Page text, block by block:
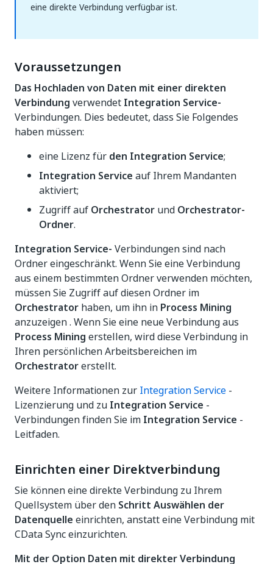
eine direkte Verbindung verfügbar ist.
Voraussetzungen
Das Hochladen von Daten mit einer direkten
Verbindung verwendet Integration Service-
Verbindungen. Dies bedeutet, dass Sie Folgendes
haben müssen:
eine Lizenz für den Integration Service;
Integration Service auf Ihrem Mandanten
aktiviert;
Zugriff auf Orchestrator und Orchestrator-
Ordner.
Integration Service- Verbindungen sind nach
Ordner eingeschränkt. Wenn Sie eine Verbindung
aus einem bestimmten Ordner verwenden möchten,
müssen Sie Zugriff auf diesen Ordner im
Orchestrator haben, um ihn in Process Mining
anzuzeigen . Wenn Sie eine neue Verbindung aus
Process Mining erstellen, wird diese Verbindung in
Ihren persönlichen Arbeitsbereichen im
Orchestratorerstellt.
Weitere Informationen zur Integration Service -
Lizenzierung und zu Integration Service -
Verbindungen finden Sie im Integration Service -
Leitfaden.
Einrichten einer Direktverbindung
Sie können eine direkte Verbindung zu Ihrem
Quellsystem über den Schritt Auswählen der
Datenquelle einrichten, anstatt eine Verbindung mit
CData Sync einzurichten.
Mit der Option Daten mit direkter Verbindung